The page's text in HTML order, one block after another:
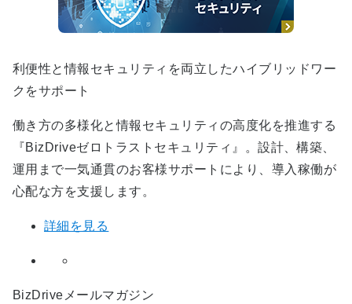
利便性と情報セキュリティを両立したハイブリッドワー
クをサポート
働き方の多様化と情報セキュリティの高度化を推進する
『BizDriveゼロトラストセキュリティ』。設計、構築、
運用まで一気通貫のお客様サポートにより、導入稼働が
心配な方を支援します。
詳細を見る
BizDriveメールマガジン